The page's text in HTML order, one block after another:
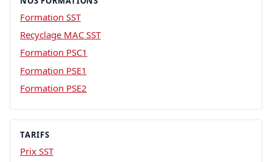
Formation SST
Recyclage MAC SST
Formation PSC1
Formation PSE1
Formation PSE2
TARIFS
Prix SST